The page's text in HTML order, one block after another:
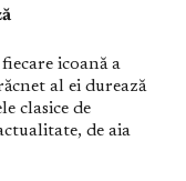
icoană a
al ei durează
clasice de
de aia